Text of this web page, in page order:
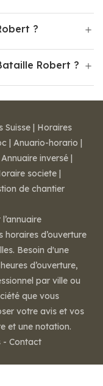
?
Robert ?
Suisse | Horaires
| Anuario-horario |
Annuaire inversé |
societe |
de chantier
d’ouverture
Besoin d'une
d’ouverture,
par ville ou
que vous
votre avis et vos
et une notation.
- Contact